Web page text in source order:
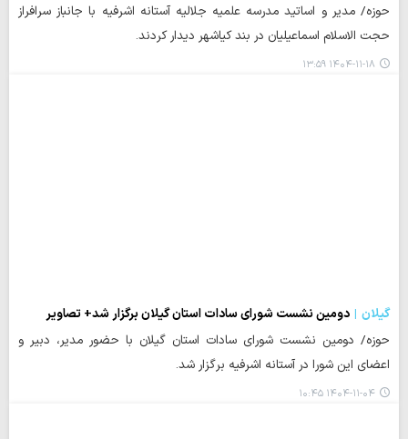
حوزه/ مدیر و اساتید مدرسه علمیه جلالیه آستانه اشرفیه با جانباز سرافراز
حجت الاسلام اسماعیلیان در بند کیاشهر دیدار کردند.
۱۴۰۴-۱۱-۱۸ ۱۳:۵۹
گیلان
دومین نشست شورای سادات استان گیلان برگزار شد+ تصاویر
حوزه/ دومین نشست شورای سادات استان گیلان با حضور مدیر، دبیر و
اعضای این شورا در آستانه اشرفیه برگزار شد.
۱۴۰۴-۱۱-۰۴ ۱۰:۴۵